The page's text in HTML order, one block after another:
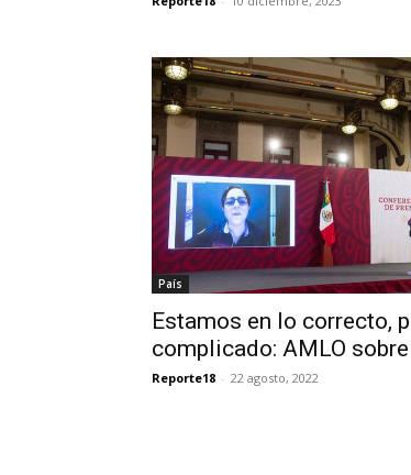
País
Estamos en lo correcto,
complicado: AMLO
Reporte18 - 22 agosto, 2022